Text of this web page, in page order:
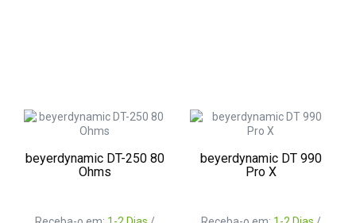
beyerdynamic DT-250 80
Ohms
beyerdynamic DT 990
Pro X